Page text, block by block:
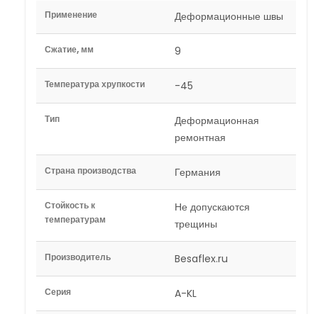
Применение Деформационные швы
Сжатие, мм 9
Температура хрупкости -45
Тип
Деформационная
ремонтная
Страна производства Германия
Стойкость к
температурам
Не допускаются
трещины
Производитель Besaflex.ru
Серия A-KL